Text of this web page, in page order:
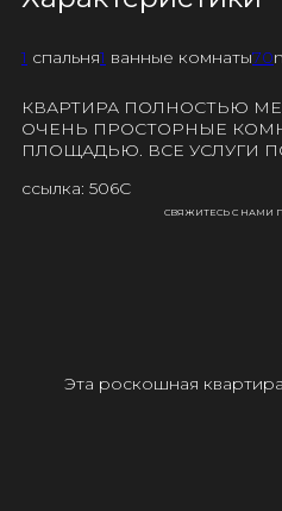
1 спальня1 ванные комнаты70
КВАРТИРА ПОЛНОСТЬЮ
ОЧЕНЬ ПРОСТОРНЫЕ
ПЛОЩАДЬЮ. ВСЕ УСЛУГИ
ссылка: 506C
СВЯЖИТЕСЬ С НАМИ
Эта роскошная